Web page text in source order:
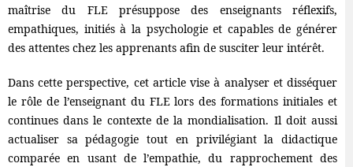
maîtrise du FLE présuppose des enseignants réflexifs,
empathiques, initiés à la psychologie et capables de générer
des attentes chez les apprenants afin de susciter leur intérêt.
Dans cette perspective, cet article vise à analyser et disséquer
le rôle de l’enseignant du FLE lors des formations initiales et
continues dans le contexte de la mondialisation. Il doit aussi
actualiser sa pédagogie tout en privilégiant la didactique
comparée en usant de l’empathie, du rapprochement des